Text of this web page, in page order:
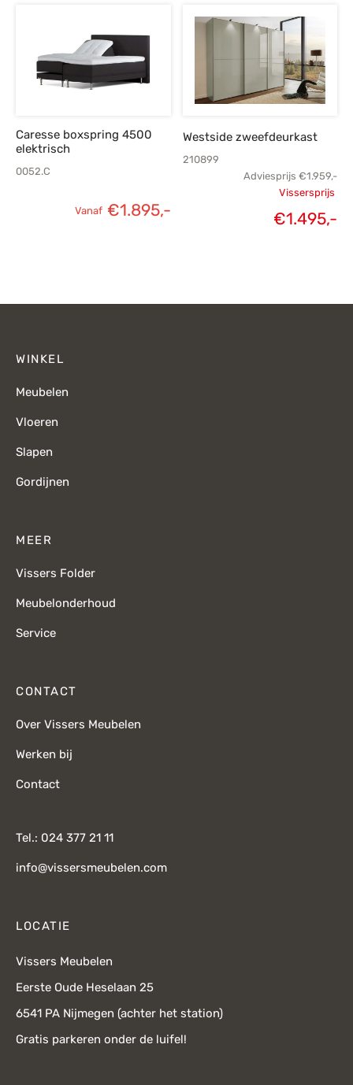
€919,-.
€574,-.
Caresse boxspring 4500
elektrisch
0052.C
Vanaf €1.895,-
Westside zweefdeurkast
210899
Adviesprijs €1.959,-
Vissersprijs
€1.495,-
WINKEL
Meubelen
Vloeren
Slapen
Gordijnen
MEER
Vissers Folder
Meubelonderhoud
Service
CONTACT
Over Vissers Meubelen
Werken bij
Contact
Tel.: 024 377 21 11
info@vissersmeubelen.com
LOCATIE
Vissers Meubelen
Eerste Oude Heselaan 25
6541 PA Nijmegen (achter het station)
Gratis parkeren onder de luifel!